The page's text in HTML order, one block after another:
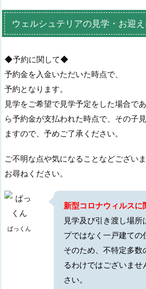
ウェルシュテリアの見学・お迎
◆予約に関して◆
予約金を入金いただいた時点で、
予約となります。
見学をご希望で見学予定をした場合で
ら予約金が支払われた時点で、その子
ますので、予めご了承ください。
ご不明な点や気になることなどござい
お尋ねください。
ぱっくん
新型コロナウィルスに
見学及び引き渡し場所
プではなく一戸建ての
そのため、不特定多数
るわけではございま
さい。